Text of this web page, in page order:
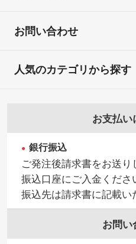
お問い合わせ
お支払い
銀行振込
ご発注後請求書をお送
振込口座にご入金くださ
振込先は請求書に記載い
お問い
人気のカテゴリから探す